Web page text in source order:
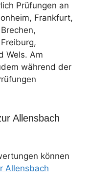
Prüfungen an
Frankfurt,
Wels. Am
während der
Allensbach
können
Allensbach